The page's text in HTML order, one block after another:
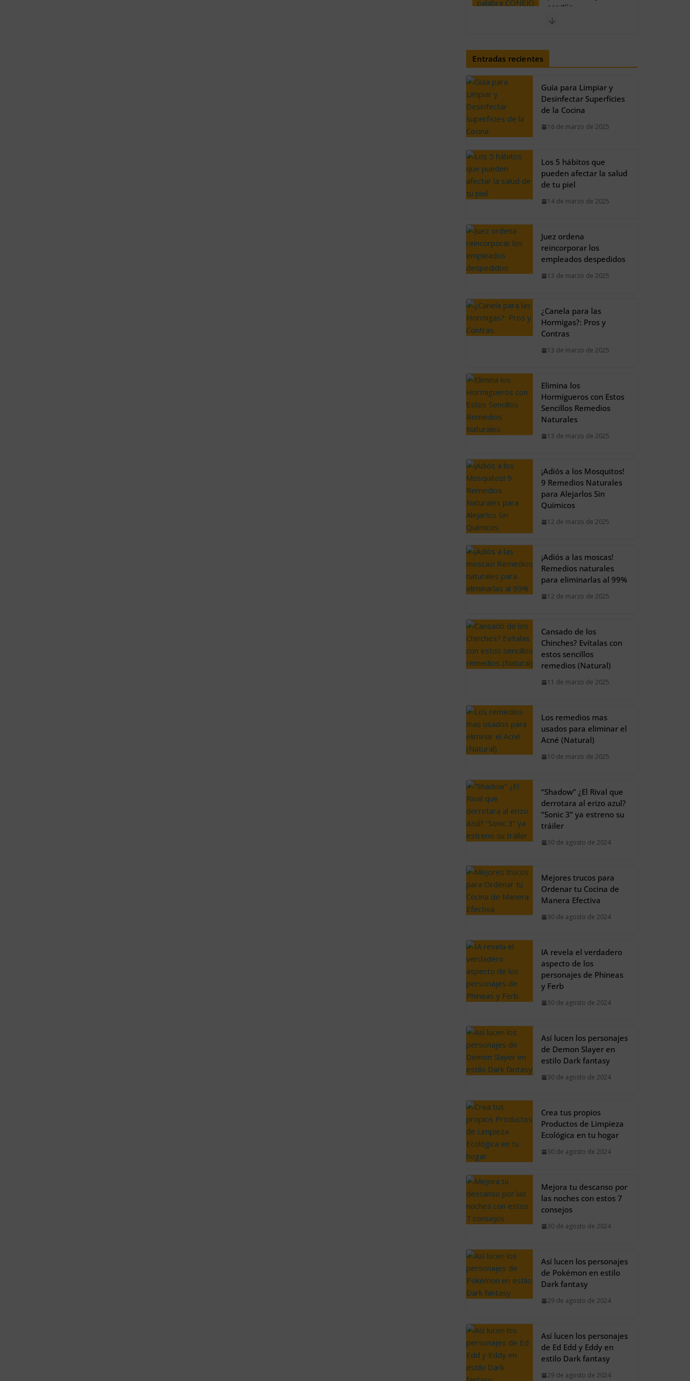
acertijo
2 de octubre de 2023
El 97% no logra
Encuentra la palabra
30 de septiembre de
2023
oscura
20 de agosto de 2024
Entradas recientes
Guía para Limpiar y
Desinfectar Superficies
de la Cocina
16 de marzo de 2025
Los 5 hábitos que
pueden afectar la salud
de tu piel
14 de marzo de 2025
Juez ordena
reincorporar los
empleados despedidos
13 de marzo de 2025
¿Canela para las
Hormigas?: Pros y
Contras
13 de marzo de 2025
Elimina los
Hormigueros con Estos
Sencillos Remedios
Naturales
13 de marzo de 2025
¡Adiós a los Mosquitos!
9 Remedios Naturales
para Alejarlos Sin
Químicos
12 de marzo de 2025
¡Adiós a las moscas!
Remedios naturales
para eliminarlas al 99%
12 de marzo de 2025
Cansado de los
Chinches? Evítalas con
estos sencillos
remedios (Natural)
11 de marzo de 2025
Los remedios mas
usados para eliminar el
Acné (Natural)
10 de marzo de 2025
“Shadow” ¿El Rival que
derrotara al erizo azul?
“Sonic 3” ya estreno su
tráiler
30 de agosto de 2024
Mejores trucos para
Ordenar tu Cocina de
Manera Efectiva
30 de agosto de 2024
IA revela el verdadero
aspecto de los
personajes de Phineas
y Ferb
30 de agosto de 2024
Así lucen los personajes
de Demon Slayer en
estilo Dark fantasy
30 de agosto de 2024
Crea tus propios
Productos de Limpieza
Ecológica en tu hogar
30 de agosto de 2024
Mejora tu descanso por
las noches con estos 7
consejos
30 de agosto de 2024
Así lucen los personajes
de Pokémon en estilo
Dark fantasy
29 de agosto de 2024
Así lucen los personajes
de Ed Edd y Eddy en
estilo Dark fantasy
29 de agosto de 2024